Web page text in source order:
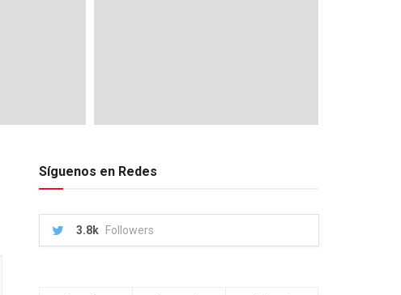
Síguenos en Redes
3.8k Followers